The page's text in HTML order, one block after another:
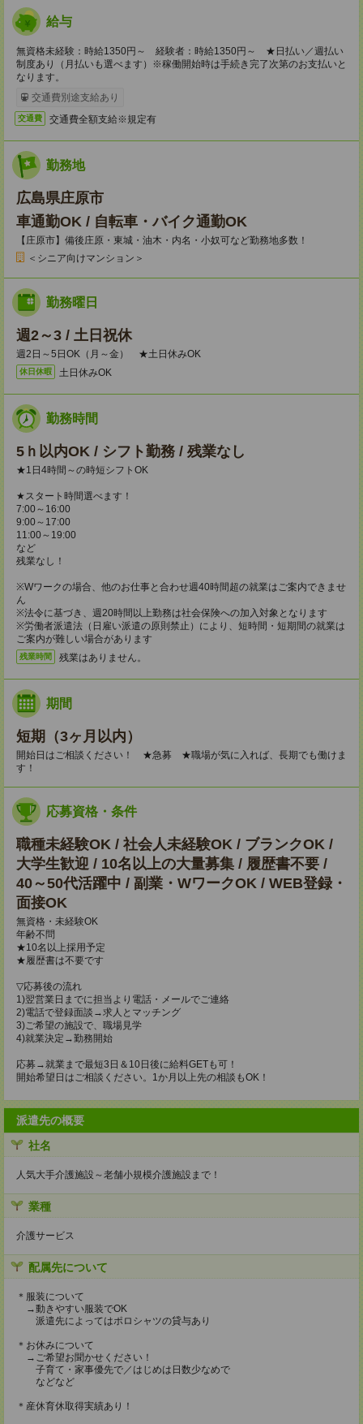
給与
無資格未経験：時給1350円～ 経験者：時給1350円～ ★日払い／週払い
制度あり（月払いも選べます）※稼働開始時は手続き完了次第のお支払いと
なります。
交通費別途支給あり
交通費 交通費全額支給※規定有
勤務地
広島県庄原市
車通勤OK / 自転車・バイク通勤OK
【庄原市】備後庄原・東城・油木・内名・小奴可など勤務地多数！
＜シニア向けマンション＞
勤務曜日
週2～3 / 土日祝休
週2日～5日OK（月～金） ★土日休みOK
休日休暇 土日休みOK
勤務時間
5ｈ以内OK / シフト勤務 / 残業なし
★1日4時間～の時短シフトOK
★スタート時間選べます！
7:00～16:00
9:00～17:00
11:00～19:00
など
残業なし！
※Wワークの場合、他のお仕事と合わせ週40時間超の就業はご案内できませ
ん
※法令に基づき、週20時間以上勤務は社会保険への加入対象となります
※労働者派遣法（日雇い派遣の原則禁止）により、短時間・短期間の就業は
ご案内が難しい場合があります
残業時間 残業はありません。
期間
短期（3ヶ月以内）
開始日はご相談ください！ ★急募 ★職場が気に入れば、長期でも働けま
す！
応募資格・条件
職種未経験OK / 社会人未経験OK / ブランクOK /
大学生歓迎 / 10名以上の大量募集 / 履歴書不要 /
40～50代活躍中 / 副業・WワークOK / WEB登録・
面接OK
無資格・未経験OK
年齢不問
★10名以上採用予定
★履歴書は不要です
▽応募後の流れ
1)翌営業日までに担当より電話・メールでご連絡
2)電話で登録面談→求人とマッチング
3)ご希望の施設で、職場見学
4)就業決定→勤務開始
応募→就業まで最短3日＆10日後に給料GETも可！
開始希望日はご相談ください。1か月以上先の相談もOK！
派遣先の概要
社名
人気大手介護施設～老舗小規模介護施設まで！
業種
介護サービス
配属先について
＊服装について
→動きやすい服装でOK
派遣先によってはポロシャツの貸与あり
＊お休みについて
→ご希望お聞かせください！
子育て・家事優先で／はじめは日数少なめで
などなど
＊産休育休取得実績あり！